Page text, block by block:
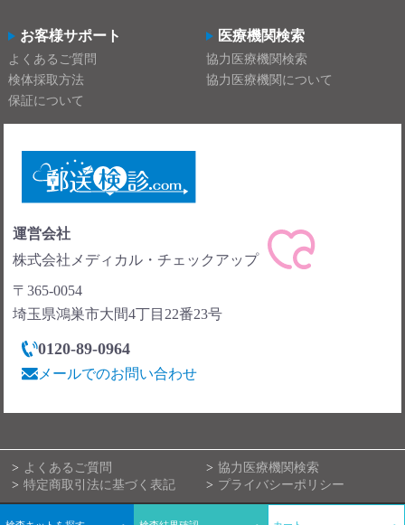
お客様サポート
よくあるご質問
検体採取方法
保証について
医療機関検索
協力医療機関検索
協力医療機関について
運営会社
株式会社メディカル・チェックアップ
〒365-0054
埼玉県鴻巣市大間4丁目22番23号
0120-89-0964
メールでのお問い合わせ
よくあるご質問
協力医療機関検索
特定商取引法に基づく表記
プライバシーポリシー